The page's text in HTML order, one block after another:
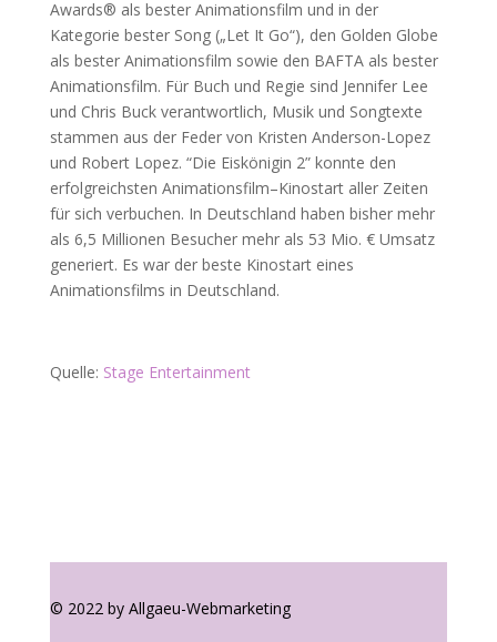
Awards® als bester Animationsfilm und in der
Kategorie bester Song („Let It Go“), den Golden Globe
als bester Animationsfilm sowie den BAFTA als bester
Animationsfilm. Für Buch und Regie sind Jennifer Lee
und Chris Buck verantwortlich, Musik und Songtexte
stammen aus der Feder von Kristen Anderson-Lopez
und Robert Lopez. “Die Eiskönigin 2” konnte den
erfolgreichsten Animationsfilm–Kinostart aller Zeiten
für sich verbuchen. In Deutschland haben bisher mehr
als 6,5 Millionen Besucher mehr als 53 Mio. € Umsatz
generiert. Es war der beste Kinostart eines
Animationsfilms in Deutschland.
Quelle: Stage Entertainment
© 2022 by Allgaeu-Webmarketing